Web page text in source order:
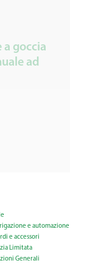
goccia
ad
e automazione
e accessori
Limitata
Generali